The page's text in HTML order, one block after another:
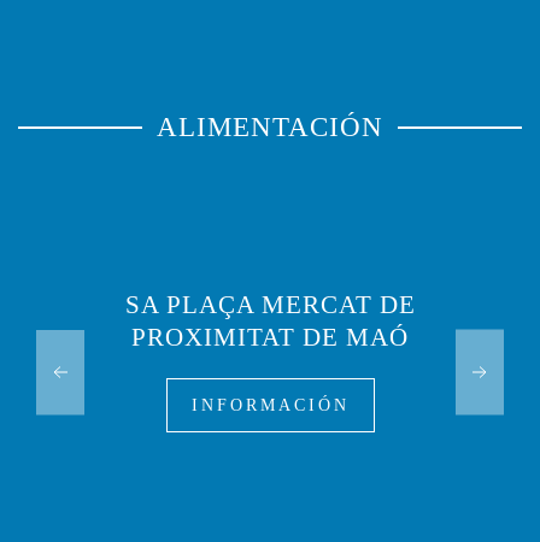
ALIMENTACIÓN
SA PLAÇA MERCAT DE
PROXIMITAT DE MAÓ
INFORMACIÓN